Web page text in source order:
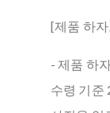
[제품 하
- 제품 하
수령 기준